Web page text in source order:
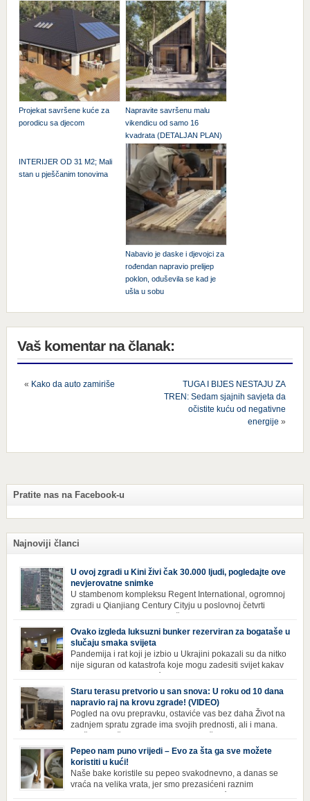
Projekat savršene kuće za
porodicu sa djecom
Napravite savršenu malu
vikendicu od samo 16
kvadrata (DETALJAN PLAN)
INTERIJER OD 31 M2; Mali
stan u pješčanim tonovima
Nabavio je daske i djevojci za
rođendan napravio prelijep
poklon, oduševila se kad je
ušla u sobu
Vaš komentar na članak:
« Kako da auto zamiriše
TUGA I BIJES NESTAJU ZA
TREN: Sedam sjajnih savjeta da
očistite kuću od negativne
energije »
Pratite nas na Facebook-u
Najnoviji članci
U ovoj zgradi u Kini živi čak 30.000 ljudi, pogledajte ove
nevjerovatne snimke
U stambenom kompleksu Regent International, ogromnoj
zgradi u Qianjiang Century Cityju u poslovnoj četvrti
Hangzhoua u Kini, trenutno živi gotovo 30 hiljada ljudi,
koji nikad ne moraju izaći iz njega. Naime, s obzirom na to da unutar
zgrade mogu pronaći sve potrepštine koje im zatrebaju, stanari ovog
kompleksa zapravo nemaju potrebe izlaziti izvan njega ako […]
Ovako izgleda luksuzni bunker rezerviran za bogataše u
slučaju smaka svijeta
Pandemija i rat koji je izbio u Ukrajini pokazali su da nitko
nije siguran od katastrofa koje mogu zadesiti svijet kakav
svijetu neće postati još gora te da su prijetnje nuklearnim oružjem
isprazne, ima i onih koji se spremaju za najgori scenariji. Naime,
Survival Condo […]
Staru terasu pretvorio u san snova: U roku od 10 dana
napravio raj na krovu zgrade! (VIDEO)
Pogled na ovu prepravku, ostaviće vas bez daha Život na
zadnjem spratu zgrade ima svojih prednosti, ali i mana.
brže troše, a terasa poprimi ruiniran izgled. Ovaj muškarac je promijenio
sve, kada je renovirao terasu i sebi stvorio zaista rajski kutak. Uživajte i
vi u […]
Pepeo nam puno vrijedi – Evo za šta ga sve možete
koristiti u kući!
Naše bake koristile su pepeo svakodnevno, a danas se
vraća na velika vrata, jer smo prezasićeni raznim